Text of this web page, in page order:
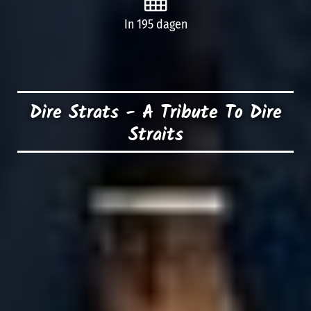
In 195 dagen
Dire Strats - A Tribute To Dire
Straits